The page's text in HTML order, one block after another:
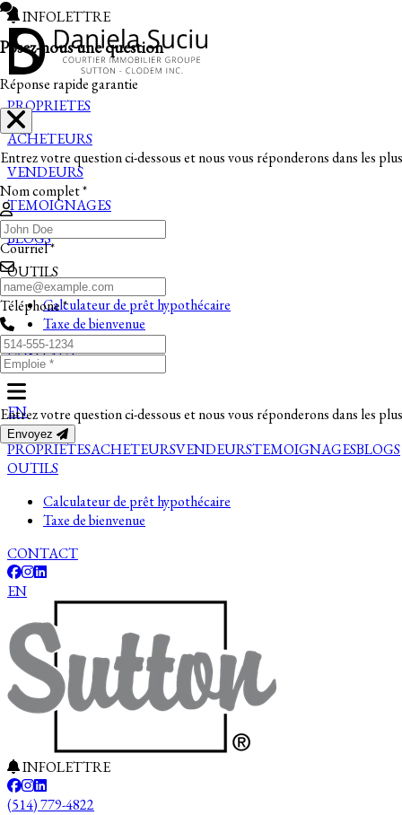
INFOLETTRE
PROPRIETES
ACHETEURS
VENDEURS
TEMOIGNAGES
BLOGS
OUTILS
Calculateur de prêt hypothécaire
Taxe de bienvenue
CONTACT
EN
PROPRIETESACHETEURSVENDEURSTEMOIGNAGESBLOGS
OUTILS
Calculateur de prêt hypothécaire
Taxe de bienvenue
CONTACT
EN
INFOLETTRE
(514) 779-4822
Posez-nous une question
Réponse rapide garantie
Entrez votre question ci-dessous et nous vous réponderons dans les
Nom complet *
Courriel *
Téléphone *
Entrez votre question ci-dessous et nous vous réponderons dans les
Envoyez